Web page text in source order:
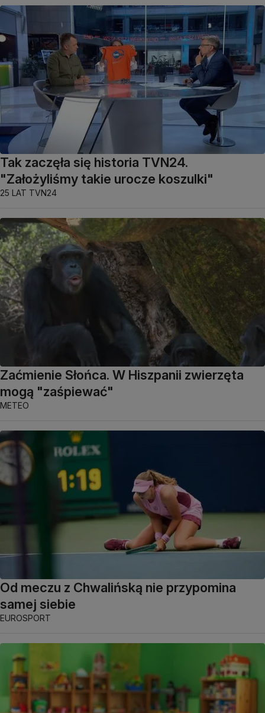
Tak zaczęła się historia TVN24.
"Założyliśmy takie urocze koszulki"
25 LAT TVN24
Zaćmienie Słońca. W Hiszpanii zwierzęta
mogą "zaśpiewać"
METEO
Od meczu z Chwalińską nie przypomina
samej siebie
EUROSPORT